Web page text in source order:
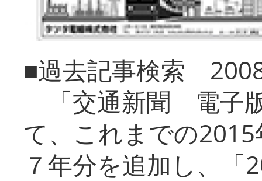
■過去記事検索
「交通新聞 電子
て、これまでの
７年分を追加し、「